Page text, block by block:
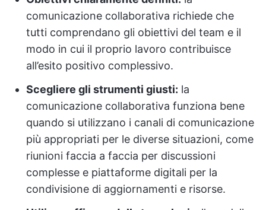
comunicazione collaborativa richiede che
tutti comprendano gli obiettivi del team e il
modo in cui il proprio lavoro contribuisce
all’esito positivo complessivo.
Scegliere gli strumenti giusti: la
comunicazione collaborativa funziona bene
quando si utilizzano i canali di comunicazione
più appropriati per le diverse situazioni, come
riunioni faccia a faccia per discussioni
complesse e piattaforme digitali per la
condivisione di aggiornamenti e risorse.